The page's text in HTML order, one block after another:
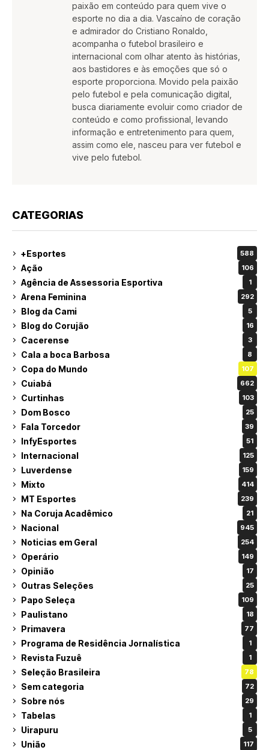
paixão em conteúdo para quem vive o
esporte no dia a dia. Vascaíno de coração
e admirador do Cristiano Ronaldo,
acompanha o futebol brasileiro e
internacional com olhar atento às histórias,
aos bastidores e às emoções que só o
esporte proporciona. Movido pela paixão
pelo futebol e pela comunicação digital,
busca diariamente evoluir como criador de
conteúdo e como profissional, levando
informação e entretenimento para quem,
assim como ele, nasceu para ver futebol e
vive pelo futebol.
CATEGORIAS
+Esportes 588
Ação 106
Agência de Assessoria Esportiva 1
Arena Feminina 292
Blog da Cami 5
Blog do Corujão 16
Cacerense 3
Cala a boca Barbosa 8
Copa do Mundo 107
Cuiabá 662
Curtinhas 103
Dom Bosco 25
Fala Torcedor 39
InfyEsportes 51
Internacional 125
Luverdense 159
Mixto 414
MT Esportes 239
Na Coruja Acadêmico 21
Nacional 945
Noticias em Geral 254
Operário 149
Opinião 17
Outras Seleções 25
Papo Seleça 109
Paulistano 18
Primavera 77
Programa de Residência Jornalística 1
Revista Fuzuê 1
Seleção Brasileira 78
Sem categoria 72
Sobre nós 29
Tabelas 1
Uirapuru 5
União 117